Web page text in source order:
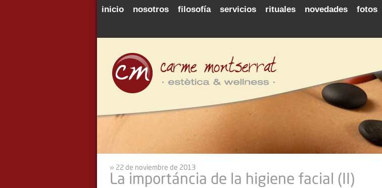
inicio nosotros filosofía servicios rituales novedades fotos
» 22 de noviembre de 2013
La importáncia de la higiene facial (II)